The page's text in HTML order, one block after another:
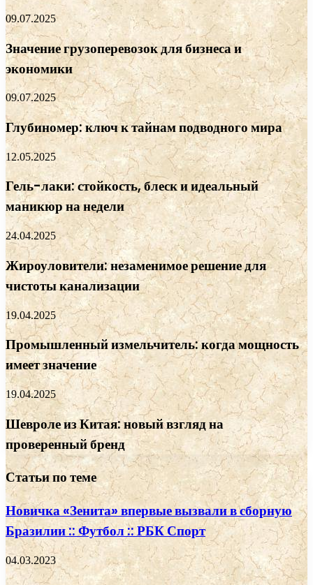
09.07.2025
Значение грузоперевозок для бизнеса и
экономики
09.07.2025
Глубиномер: ключ к тайнам подводного мира
12.05.2025
Гель-лаки: стойкость, блеск и идеальный
маникюр на недели
24.04.2025
Жироуловители: незаменимое решение для
чистоты канализации
19.04.2025
Промышленный измельчитель: когда мощность
имеет значение
19.04.2025
Шевроле из Китая: новый взгляд на
проверенный бренд
Статьи по теме
Новичка «Зенита» впервые вызвали в сборную
Бразилии :: Футбол :: РБК Спорт
04.03.2023